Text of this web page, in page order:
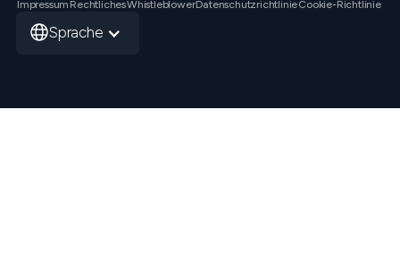
Impressum RechtlichesWhistleblowerDatenschutzrichtlinieCookie-Richtlinie
Sprache